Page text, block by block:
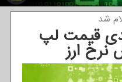
شد
۱۰ درصدی قیمت لپ
ارز